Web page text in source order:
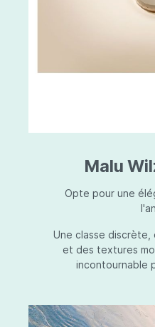
Malu
Opte pour une
Une classe discrète,
et des textures
incontournable